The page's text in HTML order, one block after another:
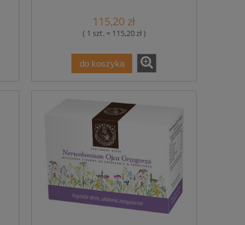
115,20 zł
( 1 szt. = 115,20 zł )
do koszyka